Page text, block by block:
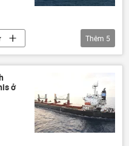
Thêm 5
ở